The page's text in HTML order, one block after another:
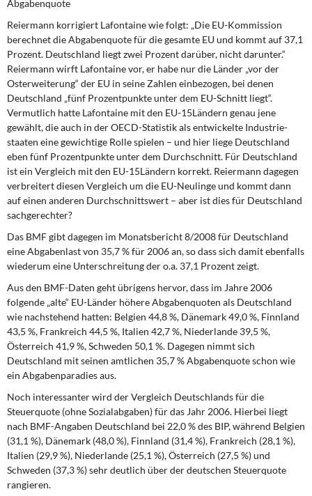
Memo-Gruppe
Institut Solidarische Moderne
Rosa-Luxemburg-Stiftung
Über mich
Kontakt
Abgabenquote
Reiermann korrigiert Lafontaine wie folgt: „Die EU-Kommission
berechnet die Abgaben­quote für die gesamte EU und kommt auf 37,1
Prozent. Deutschland liegt zwei Prozent darüber, nicht darunter.“
Reiermann wirft Lafontaine vor, er habe nur die Länder „vor der
Osterweiterung“ der EU in seine Zahlen einbezogen, bei denen
Deutschland „fünf Prozentpunkte unter dem EU-Schnitt liegt“.
Vermutlich hatte Lafontaine mit den EU-15­Ländern genau jene
gewählt, die auch in der OECD-Statistik als entwickelte Industrie­
staaten eine gewichtige Rolle spielen – und hier liege Deutschland
eben fünf Prozent­punkte unter dem Durchschnitt. Für Deutschland
ist ein Vergleich mit den EU-15­Ländern korrekt. Reiermann dagegen
verbreitert diesen Vergleich um die EU-Neulinge und kommt dann
auf einen anderen Durchschnittswert – aber ist dies für Deutschland
sachgerechter?
Das BMF gibt dagegen im Monatsbericht 8/2008 für Deutschland
eine Abgabenlast von 35,7 % für 2006 an, so dass sich damit ebenfalls
wiederum eine Unterschreitung der o.a. 37,1 Prozent zeigt.
Aus den BMF-Daten geht übrigens hervor, dass im Jahre 2006
folgende „alte“ EU-Länder höhere Abgabenquoten als Deutschland
wie nachstehend hatten: Belgien 44,8 %, Dänemark 49,0 %, Finnland
43,5 %, Frankreich 44,5 %, Italien 42,7 %, Niederlande 39,5 %,
Österreich 41,9 %, Schweden 50,1 %. Dagegen nimmt sich
Deutschland mit seinen amtlichen 35,7 % Abgabenquote schon wie
ein Abgabenparadies aus.
Noch interessanter wird der Vergleich Deutschlands für die
Steuerquote (ohne Sozial­abgaben) für das Jahr 2006. Hierbei liegt
nach BMF-Angaben Deutschland bei 22,0 % des BIP, während Belgien
(31,1 %), Dänemark (48,0 %), Finnland (31,4 %), Frankreich (28,1 %),
Italien (29,9 %), Niederlande (25,1 %), Österreich (27,5 %) und
Schweden (37,3 %) sehr deutlich überder deutschen Steuerquote
rangieren.